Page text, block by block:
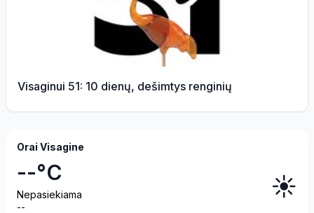
Visaginui 51: 10 dienų, dešimtys renginių
Orai Visagine
--°C
Nepasiekiama
--
☀️